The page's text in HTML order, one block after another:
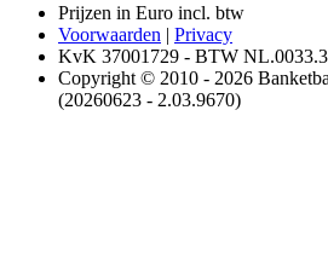
Prijzen in Euro incl. btw
Voorwaarden | Privacy
KvK 37001729 - BTW
Copyright © 2010 - 2026
(20260623 - 2.03.9670)